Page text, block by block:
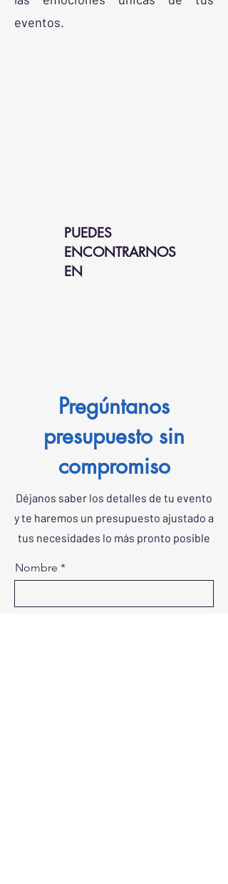
eventos.
PUEDES
ENCONTRARNOS
EN
Pregúntanos
presupuesto sin
compromiso
Déjanos saber los detalles de tu evento
y te haremos un presupuesto ajustado a
tus necesidades lo más pronto posible
Nombre